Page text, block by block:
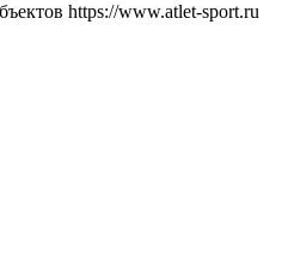
https://www.atlet-sport.ru